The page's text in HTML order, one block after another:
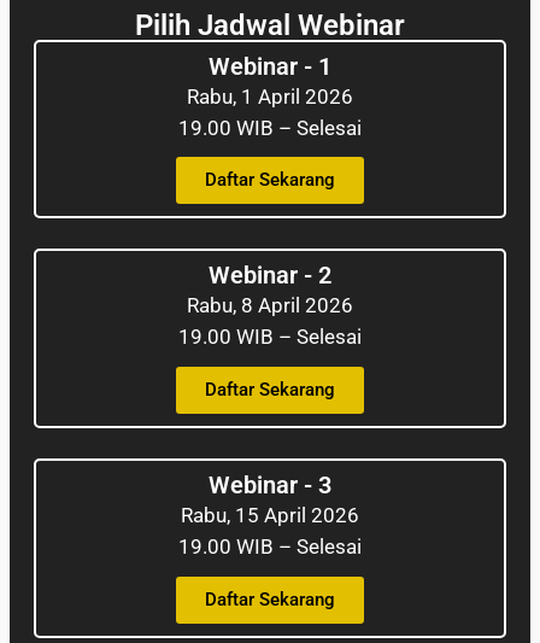
Pilih Jadwal Webinar
Webinar - 1
Rabu, 1 April 2026
19.00 WIB – Selesai
Daftar Sekarang
Webinar - 2
Rabu, 8 April 2026
19.00 WIB – Selesai
Daftar Sekarang
Webinar - 3
Rabu, 15 April 2026
19.00 WIB – Selesai
Daftar Sekarang